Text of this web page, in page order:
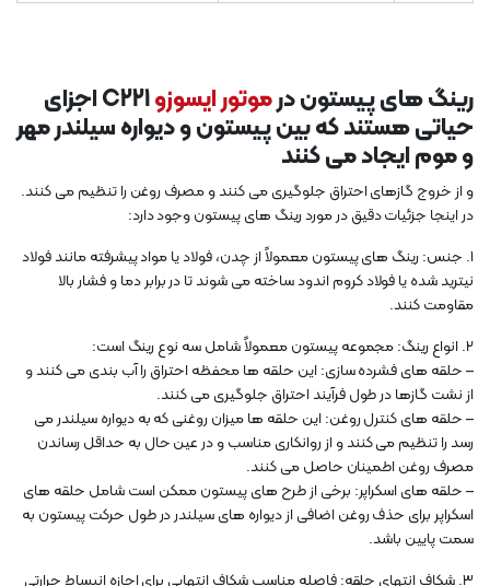
رینگ های پیستون درموتور ایسوزو C221 اجزای
حیاتی هستند که بین پیستون و دیواره سیلندر مهر
و موم ایجاد می کنند
و از خروج گازهای احتراق جلوگیری می کنند و مصرف روغن را تنظیم می کنند.
در اینجا جزئیات دقیق در مورد رینگ های پیستون وجود دارد:
1. جنس: رینگ های پیستون معمولاً از چدن، فولاد یا مواد پیشرفته مانند فولاد
نیترید شده یا فولاد کروم اندود ساخته می شوند تا در برابر دما و فشار بالا
مقاومت کنند.
2. انواع رینگ: مجموعه پیستون معمولاً شامل سه نوع رینگ است:
– حلقه های فشرده سازی: این حلقه ها محفظه احتراق را آب بندی می کنند و
از نشت گازها در طول فرآیند احتراق جلوگیری می کنند.
– حلقه های کنترل روغن: این حلقه ها میزان روغنی که به دیواره سیلندر می
رسد را تنظیم می کنند و از روانکاری مناسب و در عین حال به حداقل رساندن
مصرف روغن اطمینان حاصل می کنند.
– حلقه های اسکراپر: برخی از طرح های پیستون ممکن است شامل حلقه های
اسکراپر برای حذف روغن اضافی از دیواره های سیلندر در طول حرکت پیستون به
سمت پایین باشد.